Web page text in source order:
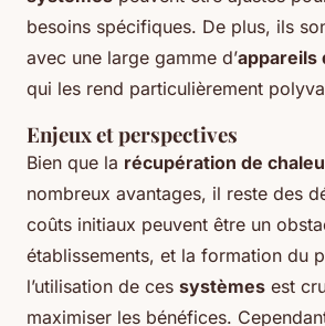
besoins spécifiques. De plus, ils
avec une large gamme d’appareils
qui les rend particulièrement
Enjeux et perspectives
Bien que la récupération de
nombreux avantages, il reste des
coûts initiaux peuvent être un
établissements, et la formation du
l’utilisation de ces systèmes est
maximiser les bénéfices.